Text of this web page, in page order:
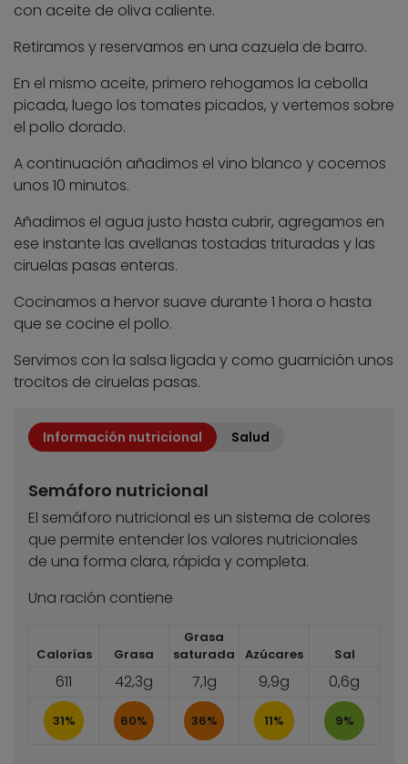
con aceite de oliva caliente.
Retiramos y reservamos en una cazuela de barro.
En el mismo aceite, primero rehogamos la cebolla
picada, luego los tomates picados, y vertemos sobre
el pollo dorado.
A continuación añadimos el vino blanco y cocemos
unos 10 minutos.
Añadimos el agua justo hasta cubrir, agregamos en
ese instante las avellanas tostadas trituradas y las
ciruelas pasas enteras.
Cocinamos a hervor suave durante 1 hora o hasta
que se cocine el pollo.
Servimos con la salsa ligada y como guarnición unos
trocitos de ciruelas pasas.
Información nutricional Salud
Semáforo nutricional
El semáforo nutricional es un sistema de colores
que permite entender los valores nutricionales
de una forma clara, rápida y completa.
Una ración contiene
Calorías Grasa
Grasa
saturada
Azúcares Sal
611 42,3g 7,1g 9,9g 0,6g
31% 60% 36% 11% 9%